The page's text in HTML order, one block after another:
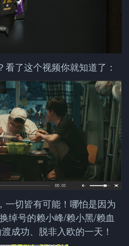
了这个视频你就知道了：
切皆有可能！哪怕是因为
绰号的赖小峰/赖小黑/赖血
成功、脱非入欧的一天！